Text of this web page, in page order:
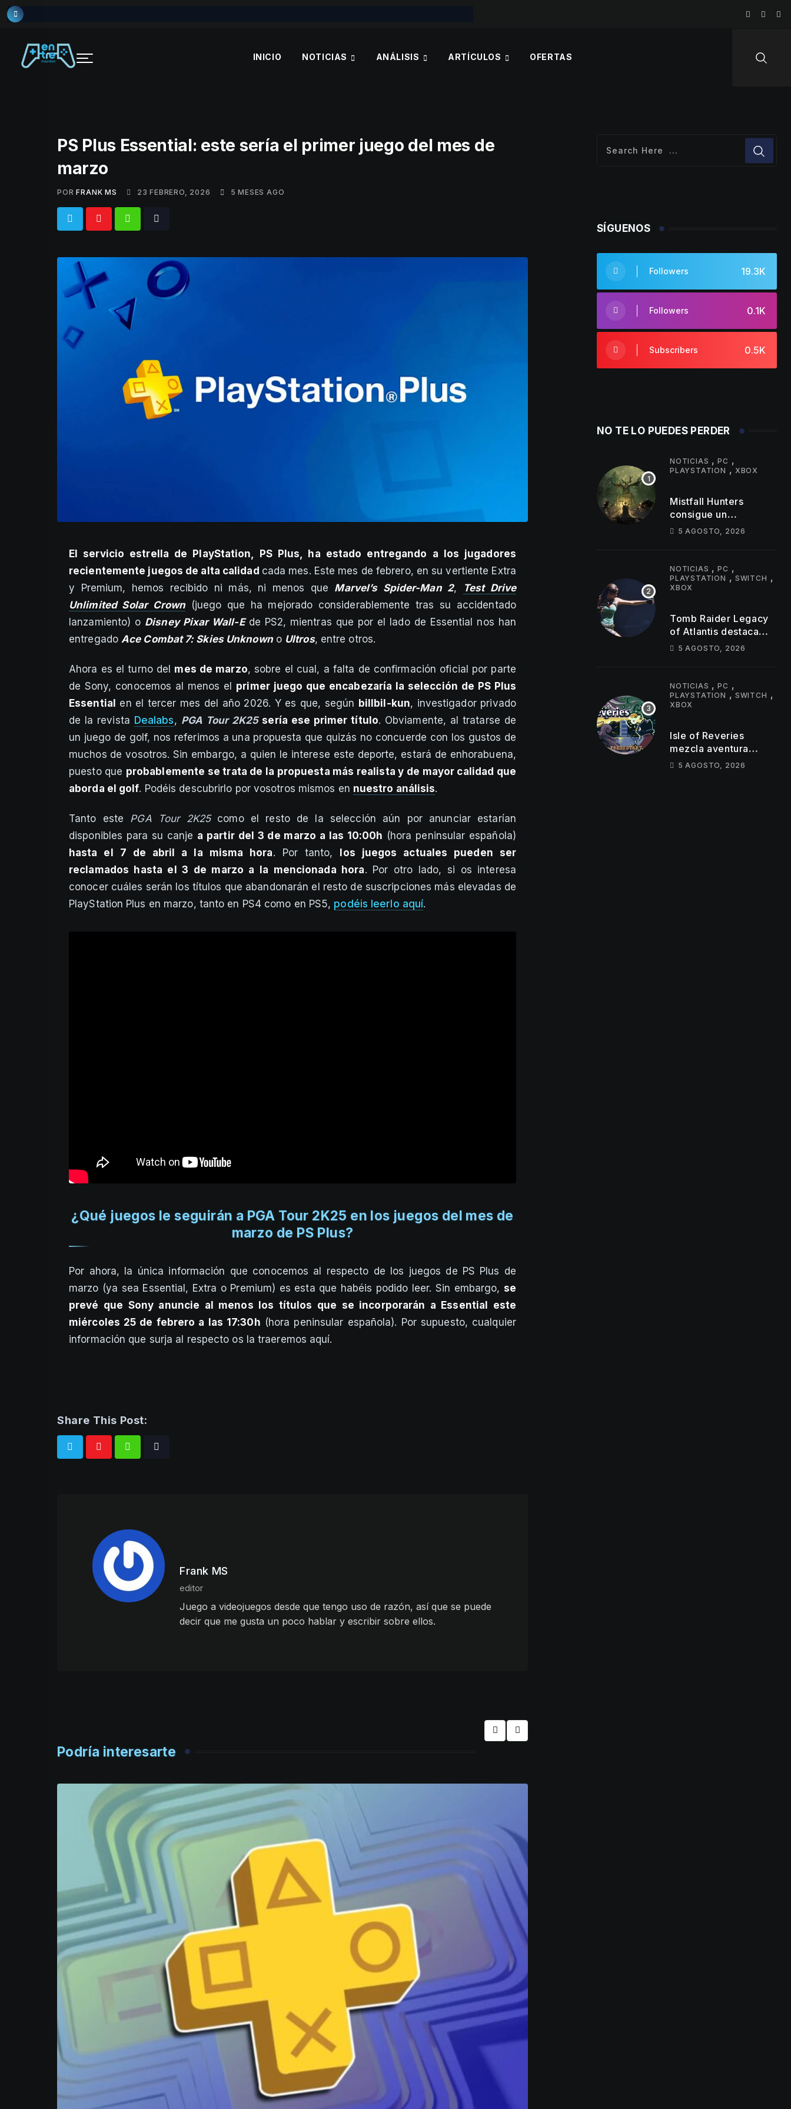
Skip
to
INICIO NOTICIAS ANÁLISIS ARTÍCULOS OFERTAS
PS Plus Essential: este sería el primer juego del mes de
marzo
POR FRANK MS 23 FEBRERO, 2026 5 MESES AGO
WhatsappTiktok
El servicio estrella de PlayStation, PS Plus, ha estado entregando a los jugadores
recientemente juegos de alta calidad cada mes. Este mes de febrero, en su vertiente Extra
y Premium, hemos recibido ni más, ni menos que Marvel’s Spider-Man 2,
Test Drive
Unlimited Solar Crown (juego que ha mejorado considerablemente tras su accidentado
lanzamiento) o Disney Pixar Wall-Ede PS2, mientras que por el lado de Essential nos han
entregado Ace Combat 7: Skies Unknowno Ultros, entre otros.
Ahora es el turno del mes de marzo, sobre el cual, a falta de confirmación oficial por parte
de Sony, conocemos al menos el primer juego que encabezaría la selección de PS Plus
Essential
en el tercer mes del año 2026. Y es que, según billbil-kun, investigador privado
de la revista Dealabs, PGA Tour 2K25sería ese primer título. Obviamente, al tratarse de
un juego de golf, nos referimos a una propuesta que quizás no concuerde con los gustos de
muchos de vosotros. Sin embargo, a quien le interese este deporte, estará de enhorabuena,
puesto que probablemente se trata de la propuesta más realista y de mayor calidad que
aborda el golf. Podéis descubrirlo por vosotros mismos en nuestro análisis.
Tanto este PGA Tour 2K25como el resto de la selección aún por anunciar estarían
disponibles para su canje a partir del 3 de marzo a las 10:00h (hora peninsular española)
hasta el 7 de abril a la misma hora. Por tanto,
los juegos actuales pueden ser
reclamados hasta el 3 de marzo a la mencionada hora. Por otro lado, si os interesa
conocer cuáles serán los títulos que abandonarán el resto de suscripciones más elevadas de
PlayStation Plus en marzo, tanto en PS4 como en PS5, podéis leerlo aquí.
¿Qué juegos le seguirán a PGA Tour 2K25 en los juegos del mes de
marzo de PS Plus?
Por ahora, la única información que conocemos al respecto de los juegos de PS Plus de
marzo (ya sea Essential, Extra o Premium) es esta que habéis podido leer. Sin embargo, se
prevé que Sony anuncie al menos los títulos que se incorporarán a Essential este
miércoles 25 de febrero a las 17:30h (hora peninsular española). Por supuesto, cualquier
información que surja al respecto os la traeremos aquí.
Share This Post:
WhatsappTiktok
Frank MS
editor
Juego a videojuegos desde que tengo uso de razón, así que se puede
decir que me gusta un poco hablar y escribir sobre ellos.
Podría interesarte
SÍGUENOS
19.3K
Followers
0.1K
Followers
0.5K
Subscribers
NO TE LO PUEDES PERDER
NOTICIAS ,PC ,
PLAYSTATION , XBOX
Mistfall Hunters
consigue un
importante hito de
5 AGOSTO, 2026
NOTICIAS ,PC ,
PLAYSTATION , SWITCH ,
XBOX
Tomb Raider Legacy
of Atlantis destaca
sus puzles y trampas
5 AGOSTO, 2026
NOTICIAS ,PC ,
PLAYSTATION , SWITCH ,
XBOX
Isle of Reveries
mezcla aventura
cooperativa,
5 AGOSTO, 2026